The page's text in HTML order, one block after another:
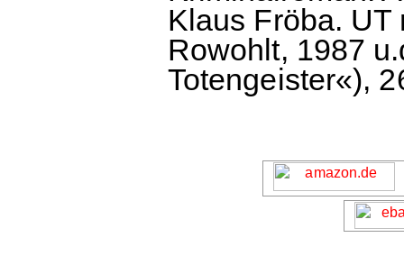
Klaus Fröba. UT
Rowohlt, 1987
Totengeister«),